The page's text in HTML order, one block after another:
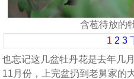
含苞待放的
1 2 3
也忘记这几盆牡丹花是去年几
11月份，上完盆扔到老舅家的